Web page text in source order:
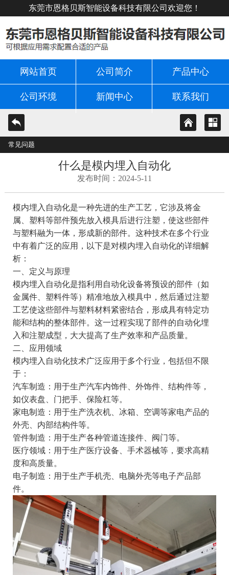
东莞市恩格贝斯智能设备科技有限公司欢迎您！
网站首页 公司简介 产品中心
公司环境 新闻中心 联系我们
常见问题
什么是模内埋入自动化
发布时间：2024-5-11
模内埋入自动化是一种先进的生产工艺，它涉及将金
属、塑料等部件预先放入模具后进行注塑，使这些部件
与塑料融为一体，形成新的部件。这种技术在多个行业
中有着广泛的应用，以下是对模内埋入自动化的详细解
析：
一、定义与原理
模内埋入自动化是指利用自动化设备将预设的部件（如
金属件、塑料件等）精准地放入模具中，然后通过注塑
工艺使这些部件与塑料材料紧密结合，形成具有特定功
能和结构的整体部件。这一过程实现了部件的自动化埋
入和注塑成型，大大提高了生产效率和产品质量。
二、应用领域
模内埋入自动化技术广泛应用于多个行业，包括但不限
于：
汽车制造：用于生产汽车内饰件、外饰件、结构件等，
如仪表盘、门把手、保险杠等。
家电制造：用于生产洗衣机、冰箱、空调等家电产品的
外壳、内部结构件等。
管件制造：用于生产各种管道连接件、阀门等。
医疗领域：用于生产医疗设备、手术器械等，要求高精
度和高质量。
电子制造：用于生产手机壳、电脑外壳等电子产品部
件。